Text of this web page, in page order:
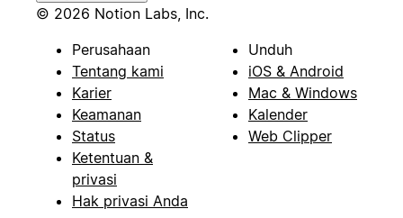
© 2026 Notion Labs, Inc.
Perusahaan
Tentang kami
Karier
Keamanan
Status
Ketentuan &
privasi
Hak privasi Anda
Unduh
iOS & Android
Mac & Windows
Kalender
Web Clipper